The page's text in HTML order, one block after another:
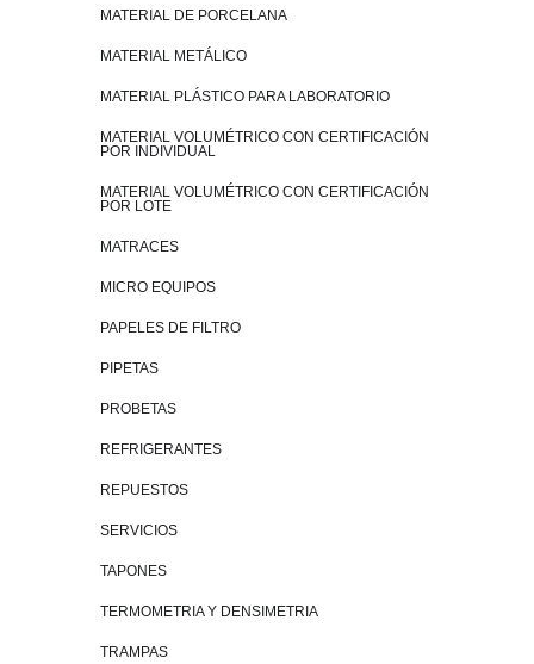
MATERIAL DE PORCELANA
MATERIAL METÁLICO
MATERIAL PLÁSTICO PARA LABORATORIO
MATERIAL VOLUMÉTRICO CON CERTIFICACIÓN
POR INDIVIDUAL
MATERIAL VOLUMÉTRICO CON CERTIFICACIÓN
POR LOTE
MATRACES
MICRO EQUIPOS
PAPELES DE FILTRO
PIPETAS
PROBETAS
REFRIGERANTES
REPUESTOS
SERVICIOS
TAPONES
TERMOMETRIA Y DENSIMETRIA
TRAMPAS